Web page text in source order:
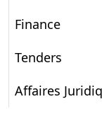
Finance
Tenders
Affaires